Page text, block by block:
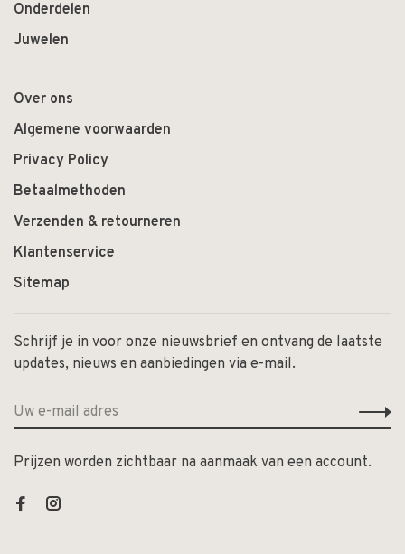
Onderdelen
Juwelen
Over ons
Algemene voorwaarden
Privacy Policy
Betaalmethoden
Verzenden & retourneren
Klantenservice
Sitemap
Schrijf je in voor onze nieuwsbrief en ontvang de laatste
updates, nieuws en aanbiedingen via e-mail.
Prijzen worden zichtbaar na aanmaak van een account.